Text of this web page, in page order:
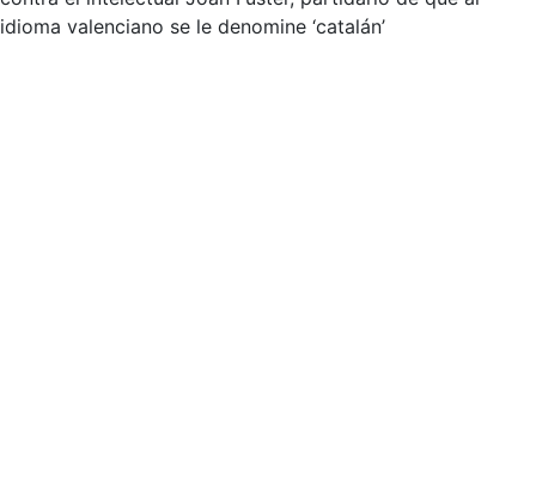
idioma valenciano se le denomine ‘catalán’